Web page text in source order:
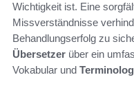
Wichtigkeit ist. Eine
Missverständnisse
Behandlungserfolg zu
Übersetzer über ein
Vokabular und